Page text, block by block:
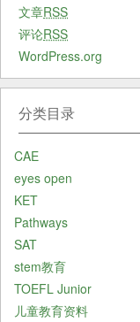
文章RSS
评论RSS
WordPress.org
分类目录
CAE
eyes open
KET
Pathways
SAT
stem教育
TOEFL Junior
儿童教育资料